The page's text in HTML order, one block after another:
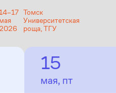
мая
2026
Томск
Университетская
роща, ТГУ
15
мая, пт